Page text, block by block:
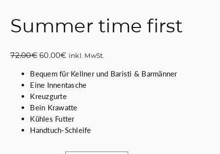
Summer time first
72.00€ U
s
p
r
ü
n
g
60.00€A
t
u
e
l
l
e
inkl. MwSt.
Bequem für Kellner und Baristi & Barmänner
Eine Innentasche
Kreuzgurte
Bein Krawatte
Kühles Futter
Handtuch-Schleife